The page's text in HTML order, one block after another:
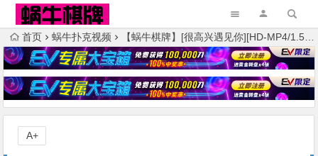
首页 蜗牛扑克视频 【蜗牛棋牌】[很高兴遇见你][HD-MP4/1.5G][国语中字][720P][公映版国产小清新爱情电影]
A+